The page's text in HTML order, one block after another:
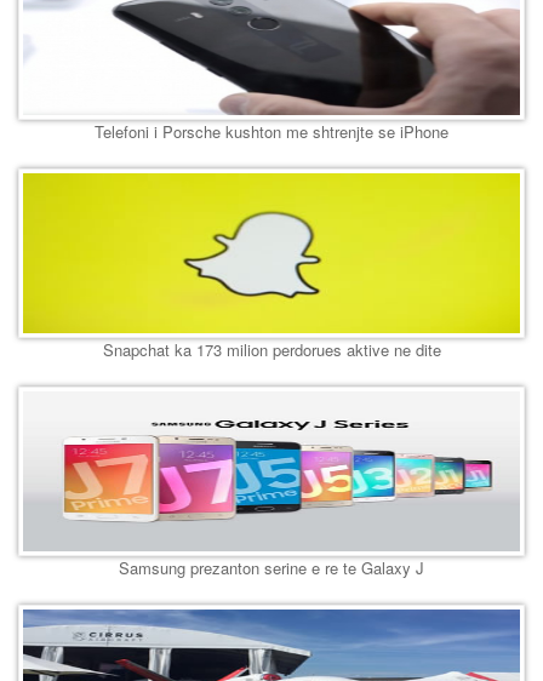
Telefoni i Porsche kushton me shtrenjte se iPhone
Snapchat ka 173 milion perdorues aktive ne dite
Samsung prezanton serine e re te Galaxy J